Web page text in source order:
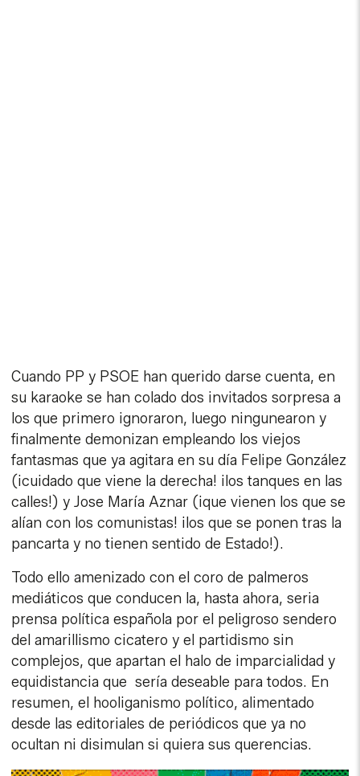
Cuando PP y PSOE han querido darse cuenta, en
su karaoke se han colado dos invitados sorpresa a
los que primero ignoraron, luego ningunearon y
finalmente demonizan empleando los viejos
fantasmas que ya agitara en su día Felipe González
(¡cuidado que viene la derecha! ¡los tanques en las
calles!) y Jose María Aznar (¡que vienen los que se
alían con los comunistas! ¡los que se ponen tras la
pancarta y no tienen sentido de Estado!).
Todo ello amenizado con el coro de palmeros
mediáticos que conducen la, hasta ahora, seria
prensa política española por el peligroso sendero
del amarillismo cicatero y el partidismo sin
complejos, que apartan el halo de imparcialidad y
equidistancia que sería deseable para todos. En
resumen, el hooliganismo político, alimentado
desde las editoriales de periódicos que ya no
ocultan ni disimulan si quiera sus querencias.